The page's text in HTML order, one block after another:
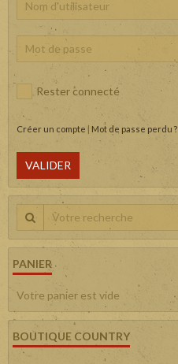
Rester connecté
Créer un compte | Mot de passe perdu ?
VALIDER
PANIER
Votre panier est vide
BOUTIQUE COUNTRY